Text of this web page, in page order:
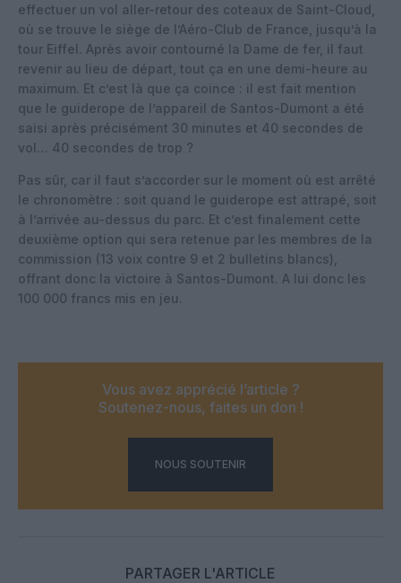
effectuer un vol aller-retour des coteaux de Saint-Cloud,
où se trouve le siège de l’Aéro-Club de France, jusqu’à la
tour Eiffel. Après avoir contourné la Dame de fer, il faut
revenir au lieu de départ, tout ça en une demi-heure au
maximum. Et c’est là que ça coince : il est fait mention
que le guiderope de l’appareil de Santos-Dumont a été
saisi après précisément 30 minutes et 40 secondes de
vol… 40 secondes de trop ?
Pas sûr, car il faut s’accorder sur le moment où est arrêté
le chronomètre : soit quand le guiderope est attrapé, soit
à l’arrivée au-dessus du parc. Et c’est finalement cette
deuxième option qui sera retenue par les membres de la
commission (13 voix contre 9 et 2 bulletins blancs),
offrant donc la victoire à Santos-Dumont. A lui donc les
100 000 francs mis en jeu.
Vous avez apprécié l’article ?
Soutenez-nous, faites un don !
NOUS SOUTENIR
PARTAGER L'ARTICLE